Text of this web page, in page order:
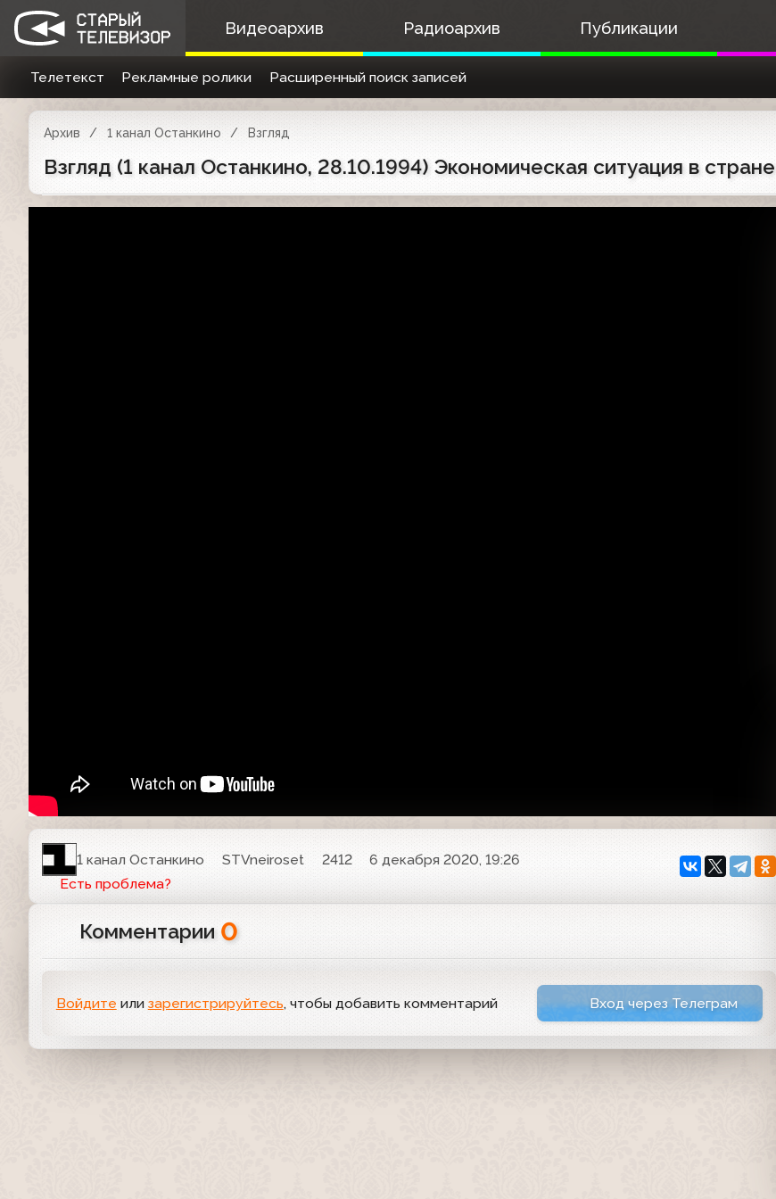
Видеоархив Радиоархив Публикации
Телетекст Рекламные ролики Расширенный поиск записей
Архив 1 канал Останкино Взгляд
Взгляд (1 канал Останкино, 28.10.1994) Экономическая ситуация в стране
1 канал Останкино STVneiroset 2412
6 декабря 2020, 19:26
Есть проблема?
Комментарии 0
Войдите или зарегистрируйтесь, чтобы добавить комментарий Вход через Телеграм